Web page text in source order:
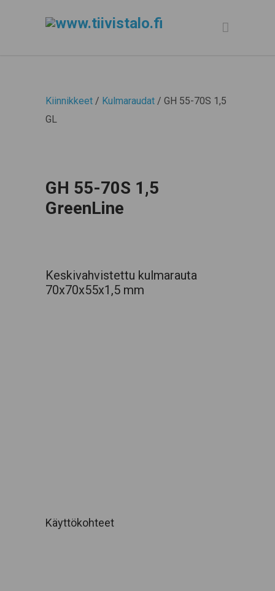
Kiinnikkeet / Kulmaraudat / GH 55-70S 1,5
GL
GH 55-70S 1,5
GreenLine
Keskivahvistettu kulmarauta
70x70x55x1,5 mm
Käyttökohteet